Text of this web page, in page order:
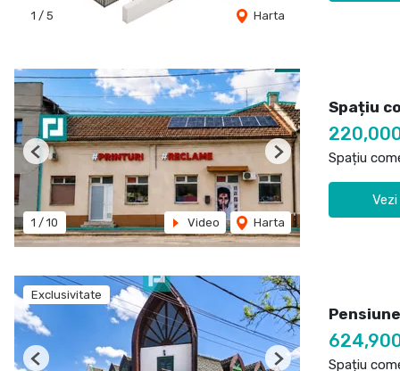
1 / 5 Harta
1 / 10 Video Harta
Previous Next
Spațiu
Spațiu
Exclusivitate
Previous Next Spațiu